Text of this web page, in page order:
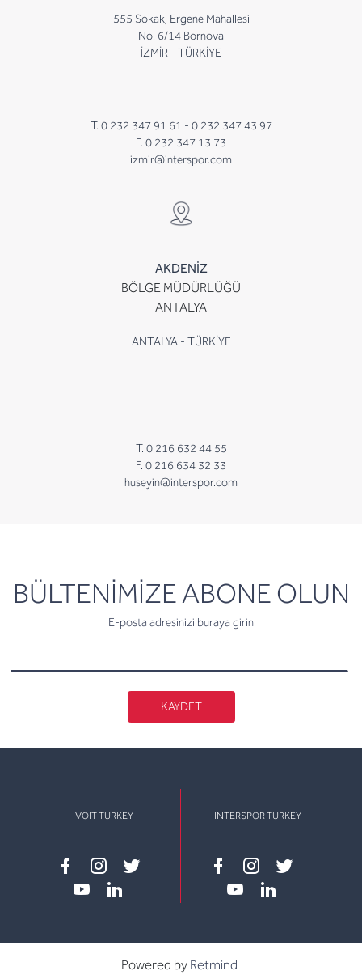
555 Sokak, Ergene Mahallesi
No. 6/14 Bornova
İZMİR - TÜRKİYE
T. 0 232 347 91 61 - 0 232 347 43 97
F. 0 232 347 13 73
izmir@interspor.com
AKDENİZ
BÖLGE MÜDÜRLÜĞÜ
ANTALYA
ANTALYA - TÜRKİYE
T. 0 216 632 44 55
F. 0 216 634 32 33
huseyin@interspor.com
BÜLTENİMİZE ABONE OLUN
E-posta adresinizi buraya girin
newsletter
KAYDET
VOIT TURKEY
Facebook
instagram
twitter
INTERSPOR TURKEY
Facebook
instagram
twitter
Powered by Retmind